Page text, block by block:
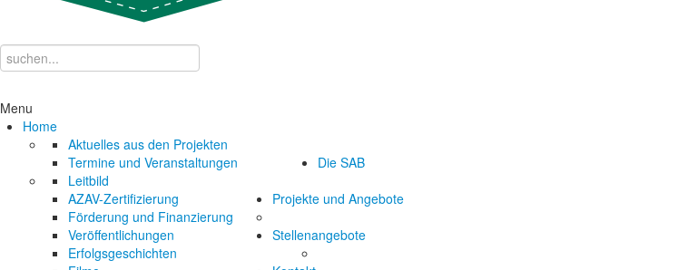
Menu
Home
Aktuelles aus den Projekten
Termine und Veranstaltungen
Die SAB
Leitbild
AZAV-Zertifizierung
Förderung und Finanzierung
Veröffentlichungen
Erfolgsgeschichten
Projekte und Angebote
Stellenangebote